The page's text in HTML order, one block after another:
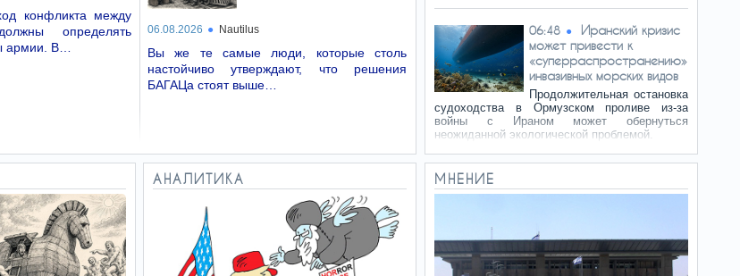
конфликта между
определять
армии. В…
06.08.2026 Nautilus
Вы же те самые люди, которые столь
настойчиво утверждают, что решения
БАГАЦа стоят выше…
06:48
Иранский кризис
может привести к
«суперраспространению»
инвазивных морских видов
Продолжительная остановка
судоходства в Ормузском проливе из-за
войны с Ираном может обернуться
неожиданной экологической проблемой.
данные о потерях армии
Вооруженных сил Украины 7
августа 2026 года опубликовал данные о
потерях российской армии в ходе боевых
АНАЛИТИКА МНЕНИЕ